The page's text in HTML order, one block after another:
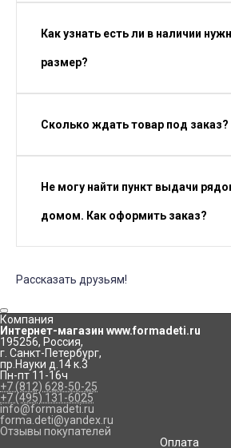
Как узнать есть ли в наличии
размер?
Сколько ждать товар под заказ?
Не могу найти пункт выдачи
домом. Как оформить заказ?
Рассказать друзьям!
Компания
Интернет-магазин www.formadeti.ru
195256, Россия,
г. Санкт-Петербург,
пр.Науки д.14 к.3
Пн-пт 11-16ч
+7 (812) 628-50-25
+7 (495) 131-6025
info@formadeti.ru
forma.deti@yandex.ru
Отзывы покупателей
Оплата